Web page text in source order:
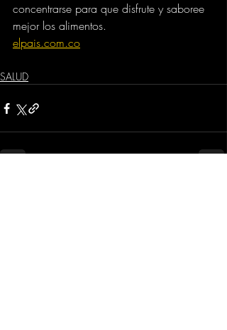
concentrarse para que disfrute y saboree
mejor los alimentos.
elpais.com.co
SALUD